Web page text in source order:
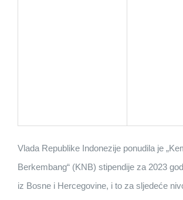
Vlada Republike Indonezije ponudila je
Berkembang“ (KNB) stipendije za 2023
iz Bosne i Hercegovine, i to za sljedeće